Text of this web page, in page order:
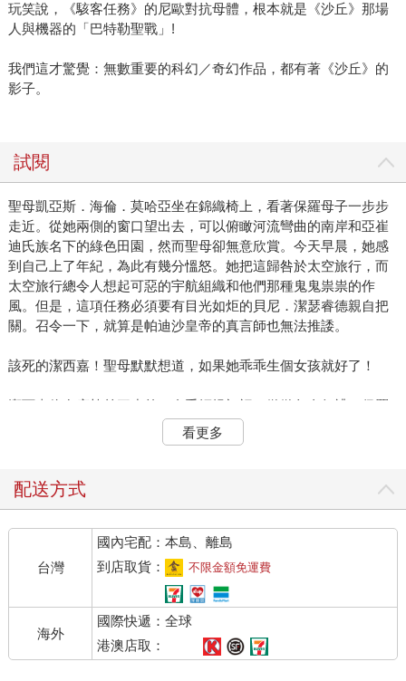
玩笑說，《駭客任務》的尼歐對抗母體，根本就是《沙丘》那場
人與機器的「巴特勒聖戰」!
我們這才驚覺：無數重要的科幻／奇幻作品，都有著《沙丘》的
影子。
試閱
聖母凱亞斯．海倫．莫哈亞坐在錦織椅上，看著保羅母子一步步
走近。從她兩側的窗口望出去，可以俯瞰河流彎曲的南岸和亞崔
迪氏族名下的綠色田園，然而聖母卻無意欣賞。今天早晨，她感
到自己上了年紀，為此有幾分慍怒。她把這歸咎於太空旅行，而
太空旅行總令人想起可惡的宇航組織和他們那種鬼鬼祟祟的作
風。但是，這項任務必須要有目光如炬的貝尼．潔瑟睿德親自把
關。召令一下，就算是帕迪沙皇帝的真言師也無法推諉。
該死的潔西嘉！聖母默默想道，如果她乖乖生個女孩就好了！
潔西嘉停在座椅前三步外，左手輕提裙裾，微微欠身行禮。保羅
則按照舞蹈老師所教的那樣稍稍躬身即起「對受禮方的身分存疑
聖母將保羅行禮的分寸看在眼裡。她說：「他很謹慎嘛，潔西
潔西嘉把手搭在保羅肩頭上，摟住他。有那麼一瞬，她手心傳出
一波驚恐，但隨即恢復自制。「他受過這種教導，尊上。」
她在怕什麼？保羅心想。
老婦人只一瞥，將保羅的體貌盡收眼底：鵝蛋臉像潔西嘉，但那
強健的骨骼……他有父親的深色頭髮，眉形卻來自那名字諱莫如
看更多
配送方式
台灣
國內宅配：本島、離島
到店取貨：
不限金額免運費
海外
國際快遞：全球
港澳店取：